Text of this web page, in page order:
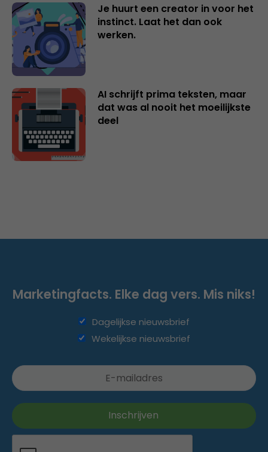
Je huurt een creator in voor het
instinct. Laat het dan ook
werken.
AI schrijft prima teksten, maar
dat was al nooit het moeilijkste
deel
Marketingfacts. Elke dag vers. Mis niks!
Dagelijkse nieuwsbrief
Wekelijkse nieuwsbrief